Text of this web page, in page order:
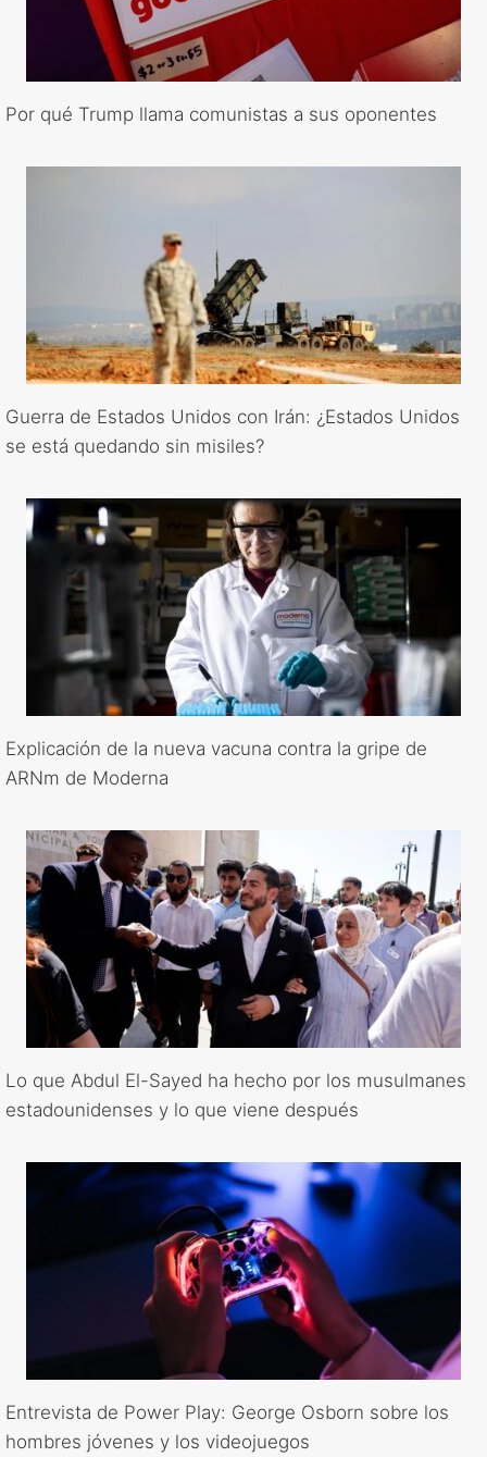
Por qué Trump llama comunistas a sus oponentes
Guerra de Estados Unidos con Irán: ¿Estados Unidos
se está quedando sin misiles?
Explicación de la nueva vacuna contra la gripe de
ARNm de Moderna
Lo que Abdul El-Sayed ha hecho por los musulmanes
estadounidenses y lo que viene después
Entrevista de Power Play: George Osborn sobre los
hombres jóvenes y los videojuegos